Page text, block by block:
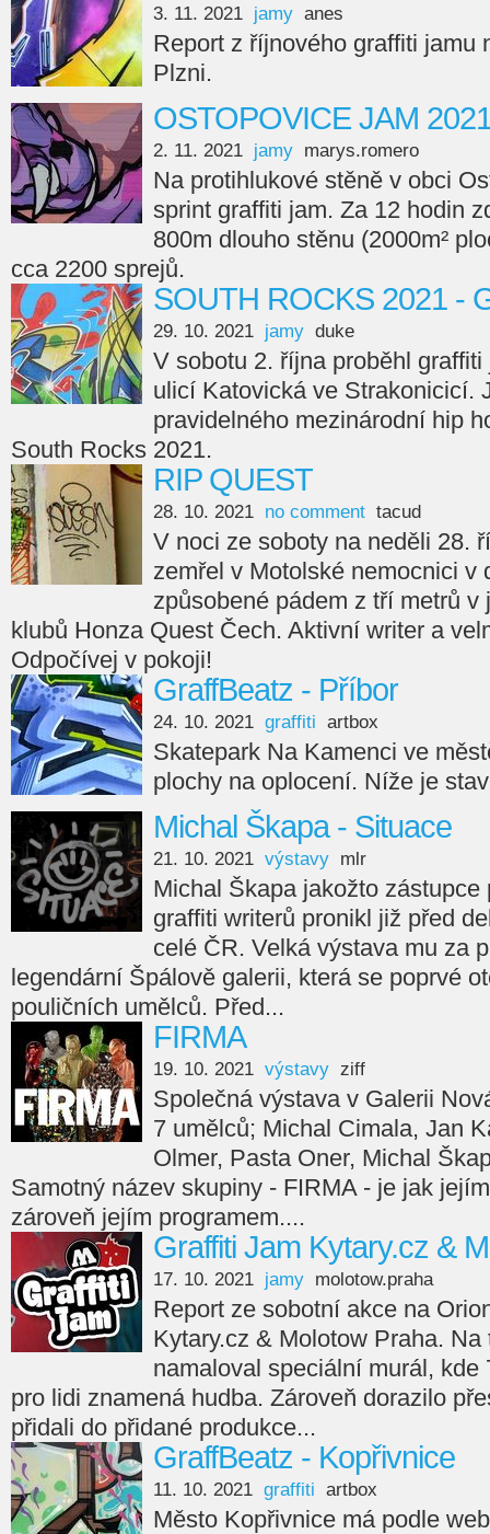
3. 11. 2021 jamy anes
Report z říjnového graffiti jamu
Plzni.
OSTOPOVICE JAM
2. 11. 2021 jamy marys.romero
Na protihlukové stěně v obci
sprint graffiti jam. Za 12 hodin
800m dlouho stěnu (2000m²
cca 2200 sprejů.
SOUTH ROCKS 2021 -
29. 10. 2021 jamy duke
V sobotu 2. října proběhl
ulicí Katovická ve Strakonicicí.
pravidelného mezinárodní hip
South Rocks 2021.
RIP QUEST
28. 10. 2021 no comment tacud
V noci ze soboty na neděli 28.
zemřel v Motolské nemocnici v
způsobené pádem z tří metrů v
klubů Honza Quest Čech. Aktivní writer a
Odpočívej v pokoji!
GraffBeatz - Příbor
24. 10. 2021 graffiti artbox
Skatepark Na Kamenci ve
plochy na oplocení. Níže je
Michal Škapa - Situace
21. 10. 2021 výstavy mlr
Michal Škapa jakožto
graffiti writerů pronikl již před
celé ČR. Velká výstava mu za
legendární Špálově galerii, která se poprvé
pouličních umělců. Před...
FIRMA
19. 10. 2021 výstavy ziff
Společná výstava v Galerii
7 umělců; Michal Cimala, Jan
Olmer, Pasta Oner, Michal
Samotný název skupiny - FIRMA - je jak
zároveň jejím programem....
Graffiti Jam Kytary.cz &
17. 10. 2021 jamy molotow.praha
Report ze sobotní akce na
Kytary.cz & Molotow Praha. Na
namaloval speciální murál, kde
pro lidi znamená hudba. Zároveň dorazilo
přidali do přidané produkce...
GraffBeatz - Kopřivnice
11. 10. 2021 graffiti artbox
Město Kopřivnice má podle